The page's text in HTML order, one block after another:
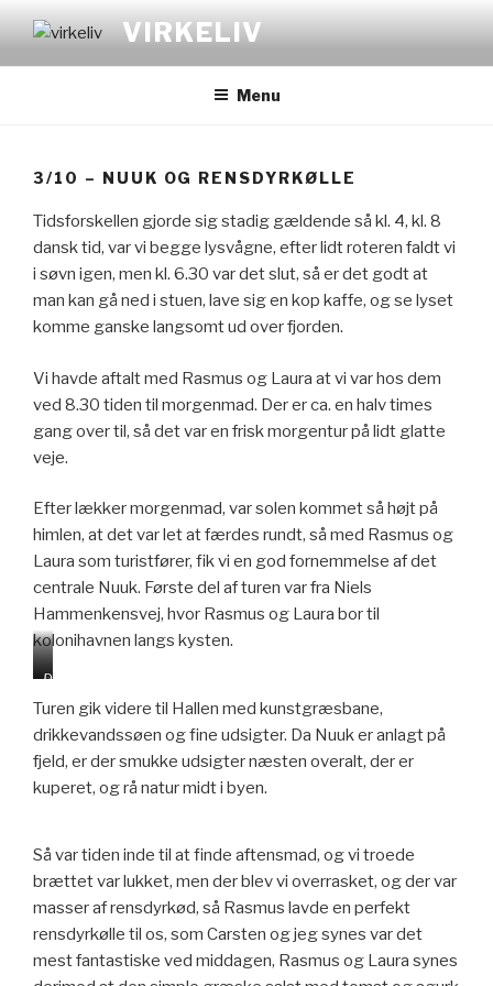
indhold
VIRKELIV
Menu
3/10 – NUUK OG RENSDYRKØLLE
Tidsforskellen gjorde sig stadig gældende så kl. 4, kl. 8
dansk tid, var vi begge lysvågne, efter lidt roteren faldt vi
i søvn igen, men kl. 6.30 var det slut, så er det godt at
man kan gå ned i stuen, lave sig en kop kaffe, og se lyset
komme ganske langsomt ud over fjorden.
Vi havde aftalt med Rasmus og Laura at vi var hos dem
ved 8.30 tiden til morgenmad. Der er ca. en halv times
gang over til, så det var en frisk morgentur på lidt glatte
veje.
Efter lækker morgenmad, var solen kommet så højt på
himlen, at det var let at færdes rundt, så med Rasmus og
Laura som turistfører, fik vi en god fornemmelse af det
centrale Nuuk. Første del af turen var fra Niels
Hammenkensvej, hvor Rasmus og Laura bor til
kolonihavnen langs kysten.
m
e
t
f
t
n
l
a
D
g
a
m
N
u
k
.
Turen gik videre til Hallen med kunstgræsbane,
drikkevandssøen og fine udsigter. Da Nuuk er anlagt på
fjeld, er der smukke udsigter næsten overalt, der er
kuperet, og rå natur midt i byen.
Så var tiden inde til at finde aftensmad, og vi troede
brættet var lukket, men der blev vi overrasket, og der var
masser af rensdyrkød, så Rasmus lavde en perfekt
rensdyrkølle til os, som Carsten og jeg synes var det
mest fantastiske ved middagen, Rasmus og Laura synes